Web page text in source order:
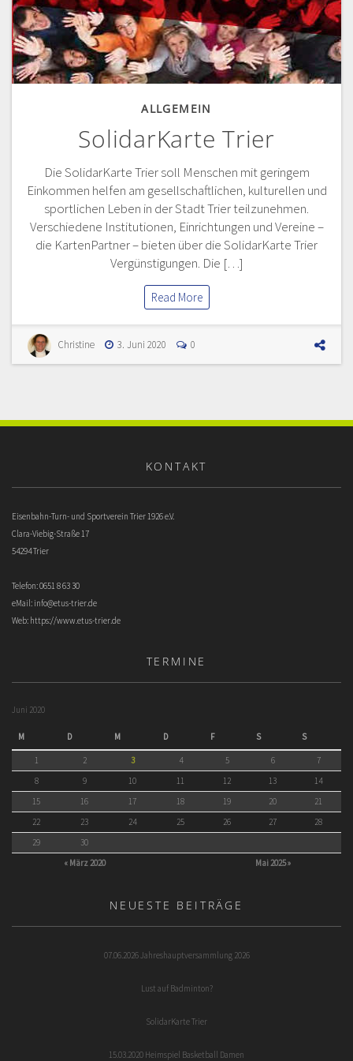
ALLGEMEIN
SolidarKarte Trier
Die SolidarKarte Trier soll Menschen mit geringem
Einkommen helfen am gesellschaftlichen, kulturellen und
sportlichen Leben in der Stadt Trier teilzunehmen.
Verschiedene Institutionen, Einrichtungen und Vereine –
die KartenPartner – bieten über die SolidarKarte Trier
Vergünstigungen. Die […]
Read More
Christine 3. Juni 2020 0
KONTAKT
Eisenbahn-Turn- und Sportverein Trier 1926 e.V.
Clara-Viebig-Straße 17
54294 Trier
Telefon: 0651 8 63 30
eMail: info@etus-trier.de
Web: https://www.etus-trier.de
TERMINE
Juni 2020
M D M D F S S
« März 2020 Mai 2025 »
1 2 3 4 5 6
7
8
9 10 11 12 13
14
15
16 17 18 19 20
21
22
23 24 25 26 27
28
29
30
NEUESTE BEITRÄGE
07.06.2026 Jahreshauptversammlung 2026
Lust auf Badminton?
SolidarKarte Trier
15.03.2020 Heimspiel Basketball Damen